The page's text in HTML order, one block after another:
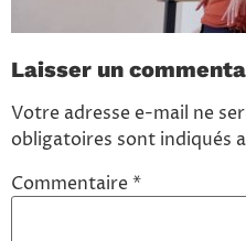
Laisser un
Votre adresse e-mail ne
obligatoires sont indiqués
Commentaire*